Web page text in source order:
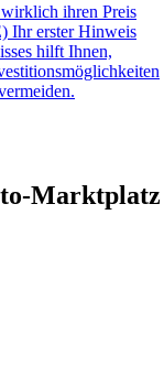
ihren Preis
Ihr erster Hinweis
hilft Ihnen,
Marktplatz